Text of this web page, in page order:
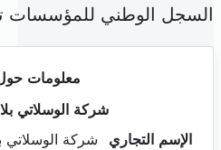
السجل الوطني للمؤسسات
معلومات
شركة الوسلاتي
الإسم التجاري
شركة الوسلاتي